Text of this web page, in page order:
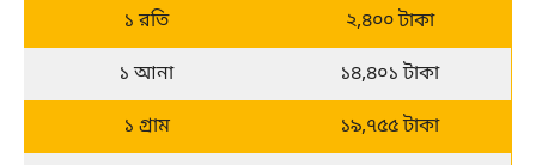
১ রতি
২,৪০০ টাকা
১ আনা
১৪,৪০১ টাকা
১ গ্রাম
১৯,৭৫৫ টাকা